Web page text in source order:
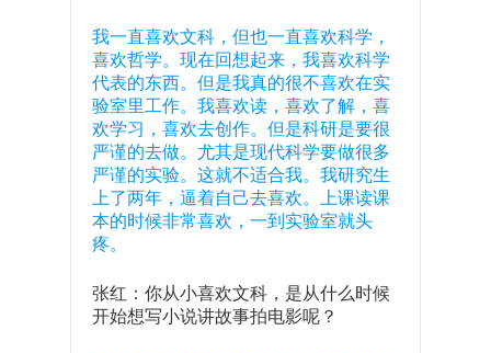
我一直喜欢文科，但也一直喜欢科学，
喜欢哲学。现在回想起来，我喜欢科学
代表的东西。但是我真的很不喜欢在实
验室里工作。我喜欢读，喜欢了解，喜
欢学习，喜欢去创作。但是科研是要很
严谨的去做。尤其是现代科学要做很多
严谨的实验。这就不适合我。我研究生
上了两年，逼着自己去喜欢。上课读课
本的时候非常喜欢，一到实验室就头
疼。
张红：你从小喜欢文科，是从什么时候
开始想写小说讲故事拍电影呢？